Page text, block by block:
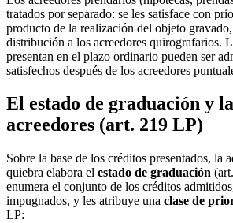
tratados por separado: se les satisface con
producto de la realización del objeto
distribución a los acreedores quirografarios.
presentan en el plazo ordinario pueden ser
satisfechos después de los acreedores
El estado de graduación y
acreedores (art. 219 LP)
Sobre la base de los créditos presentados, la
quiebra elabora el estado de graduación
enumera el conjunto de los créditos
impugnados, y les atribuye una clase de
LP: